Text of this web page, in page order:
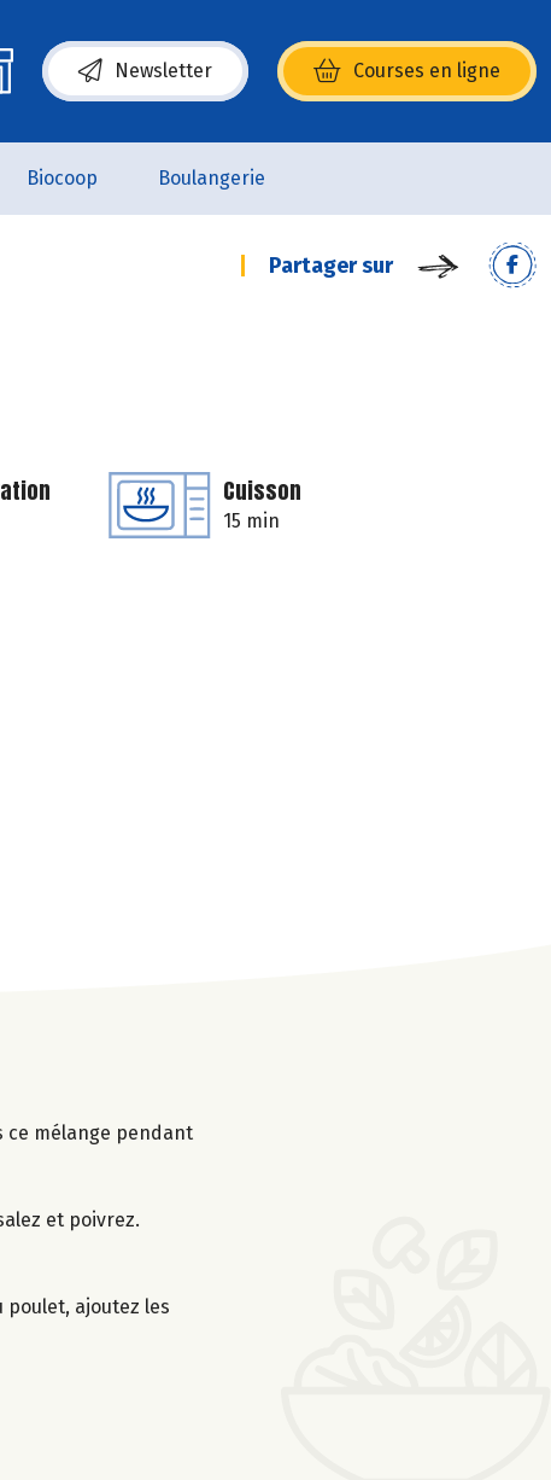
Newsletter Courses en ligne
(s’ouvre dans une nouvelle fenêtre)
Biocoop Boulangerie
Partager sur
Cuisson
15 min
ce mélange pendant
et poivrez.
ajoutez les